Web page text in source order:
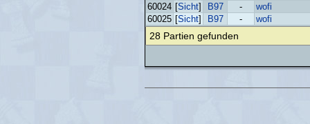
60024 [Sicht] B97 -
wofi
60025 [Sicht] B97 - wofi
28 Partien gefunden